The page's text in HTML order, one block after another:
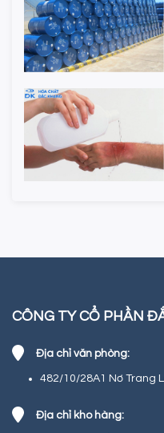
CÔNG TY CỔ PHẦN
Địa chỉ văn phòng:
482/10/28A1 Nơ Trang
Địa chỉ kho hàng: